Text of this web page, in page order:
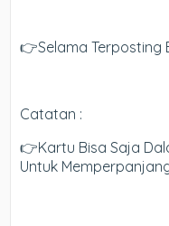
👉Selama Terposting
Catatan :
👉Kartu Bisa Saja
Untuk